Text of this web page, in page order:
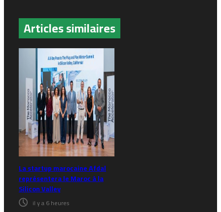
Articles similaires
La startup marocaine Afdal
représentera le Maroc à la
Silicon Valley
il y a 6 heures